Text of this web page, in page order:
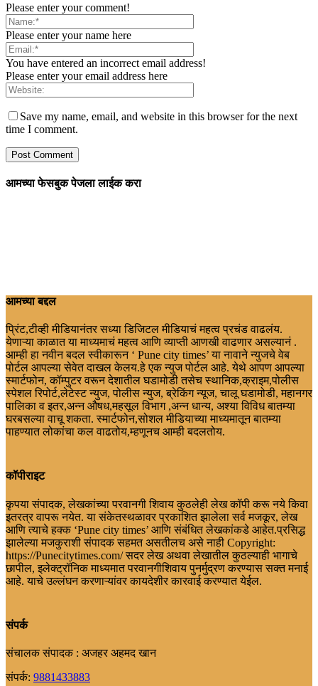
Please enter your comment!
Please enter your name here
You have entered an incorrect email address!
Please enter your email address here
Save my name, email, and website in this browser for the next
time I comment.
आमच्या फेसबुक पेजला लाईक करा
आमच्या बद्दल
प्रिंट,टीव्ही मीडियानंतर सध्या डिजिटल मीडियाचं महत्व प्रचंड वाढलंय.
येणाऱ्या काळात या माध्यमाचं महत्व आणि व्याप्ती आणखी वाढणार असल्यानं .
आम्ही हा नवीन बदल स्वीकारून ‘ Pune city times’ या नावाने न्युजचे वेब
पोर्टल आपल्या सेवेत दाखल केलय.हे एक न्युज पोर्टल आहे. येथे आपण आपल्या
स्मार्टफोन, कॉम्पुटर वरून देशातील घडामोडी तसेच स्थानिक,क्राइम,पोलीस
स्पेशल रिपोर्ट,लेटेस्ट न्युज, पोलीस न्युज, ब्रेकिंग न्यूज, चालू घडामोडी, महानगर
पालिका व इतर,अन्न औषध,महसूल विभाग ,अन्न धान्य, अश्या विविध बातम्या
घरबसल्या वाचू शकता. स्मार्टफोन,सोशल मीडियाच्या माध्यमातून बातम्या
पाहण्यात लोकांचा कल वाढतोय,म्हणूनच आम्ही बदलतोय.
कॉपीराइट
कृपया संपादक, लेखकांच्या परवानगी शिवाय कुठलेही लेख कॉपी करू नये किवा
इतरत्र वापरू नयेत. या संकेतस्थळावर प्रकाशित झालेला सर्व मजकूर, लेख
आणि त्याचे हक्क ‘Pune city times’ आणि संबंधित लेखकांकडे आहेत.प्रसिद्ध
झालेल्या मजकुराशी संपादक सहमत असतीलच असे नाही Copyright:
https://Punecitytimes.com/ सदर लेख अथवा लेखातील कुठल्याही भागाचे
छापील, इलेक्ट्रॉनिक माध्यमात परवानगीशिवाय पुनर्मुद्रण करण्यास सक्त मनाई
आहे. याचे उल्लंघन करणाऱ्यांवर कायदेशीर कारवाई करण्यात येईल.
संपर्क
संचालक संपादक : अजहर अहमद खान
संपर्क: 9881433883